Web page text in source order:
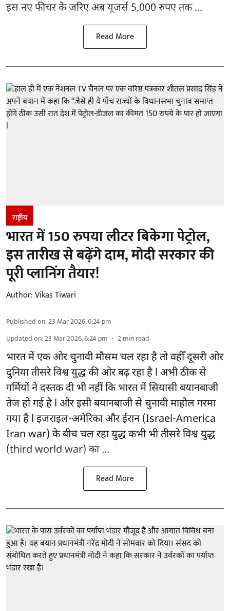
इस नए फीचर के जरिए अब यूजर्स 5,000 रुपए तक ...
Read More
राष्ट्रीय
भारत में 150 रुपया लीटर बिकेगा पेट्रोल,
इस तारीख से बढ़ेंगे दाम, मोदी सरकार की
पूरी प्लानिंग तैयार!
Author:Vikas Tiwari
Published on:23 Mar 2026, 6:24 pm
Updated on:23 Mar 2026, 6:24 pm 2min read
भारत में एक ओर चुनावी मौसमचल रहा है तो वहीँ दूसरी ओर
दुनिया तीसरे विश्व युद्ध की ओर बढ़ रहा है l अभी ठीक से
गर्मियों ने दस्तक दी भी नहीं कि भारत में सियासी बयानबाजी
तेज हो गई है l और इसी बयानबाजी से चुनावी माहौल गरमा
गया है l इजराइल-अमेरिका और ईरान (Israel-America
Iran war) के बीच चल रहा युद्ध कभी भी तीसरे विश्व युद्ध
(third world war) का ...
Read More